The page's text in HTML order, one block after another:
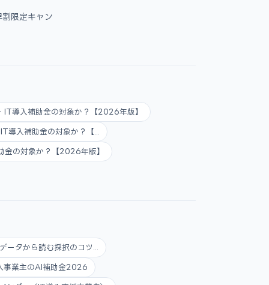
割限定キャン
導入補助金の対象か？【2026年版】
入補助金の対象か？【...
の対象か？【2026年版】
ータから読む採択のコツ...
事業主のAI補助金2026